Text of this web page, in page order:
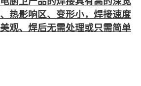
热影响区、变形小，焊接速度
观、焊后无需处理或只需简单